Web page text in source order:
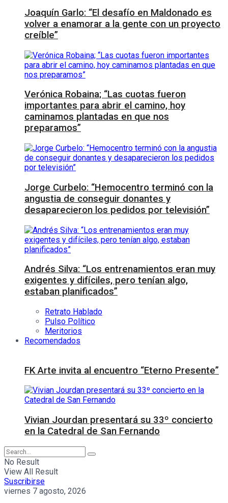
Joaquín Garlo: “El desafío en Maldonado es
volver a enamorar a la gente con un proyecto
creíble”
Verónica Robaina; “Las cuotas fueron
importantes para abrir el camino, hoy
caminamos plantadas en que nos
preparamos”
Jorge Curbelo: “Hemocentro terminó con la
angustia de conseguir donantes y
desaparecieron los pedidos por televisión”
Andrés Silva: “Los entrenamientos eran muy
exigentes y difíciles, pero tenían algo,
estaban planificados”
Retrato Hablado
Pulso Político
Meritorios
Recomendados
FK Arte invita al encuentro “Eterno Presente”
Vivian Jourdan presentará su 33º concierto
en la Catedral de San Fernando
No Result
View All Result
Suscribirse
viernes 7 agosto, 2026